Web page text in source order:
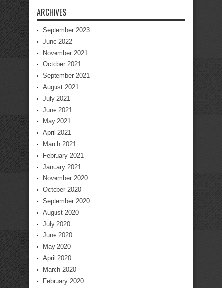
ARCHIVES
September 2023
June 2022
November 2021
October 2021
September 2021
August 2021
July 2021
June 2021
May 2021
April 2021
March 2021
February 2021
January 2021
November 2020
October 2020
September 2020
August 2020
July 2020
June 2020
May 2020
April 2020
March 2020
February 2020